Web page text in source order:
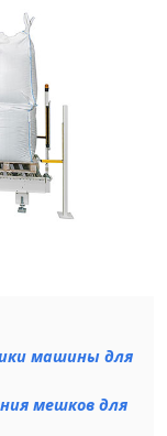
машины для
мешков для